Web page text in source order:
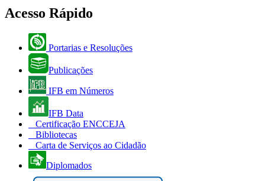
Acesso Rápido
Portarias e Resoluções
Publicações
IFB em Números
IFB Data
Certificação ENCCEJA
Bibliotecas
Carta de Serviços ao Cidadão
Diplomados